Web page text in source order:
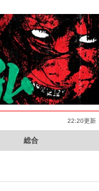
22:20更新
総合